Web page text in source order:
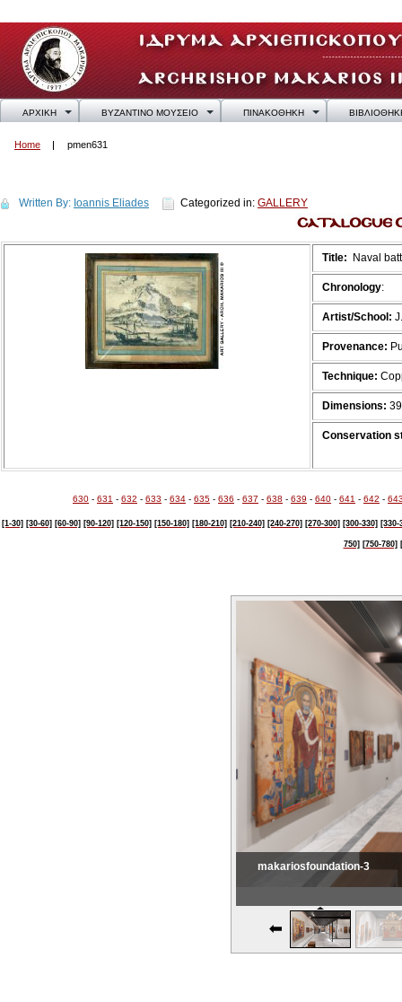
ΑΡΧΙΚΗ ΒΥΖΑΝΤΙΝΟ ΜΟΥΣΕΙΟ ΠΙΝΑΚΟΘΗΚΗ
Home pmen631
Written By: Ioannis Eliades Categorized in: GALLERY
Title: Νaval
Chronology:
Artist/School:
Provenance:
Technique:
Dimensions:
Conservation
630 - 631 - 632 - 633 - 634 - 635 - 636 - 637 - 638 - 639 - 640 - 641 - 642 -
[1-30] [30-60] [60-90] [90-120] [120-150] [150-180] [180-210] [210-240] [240-270] [270-300] [300-330] [330-
750] [750-780]
makariosfoundation-3